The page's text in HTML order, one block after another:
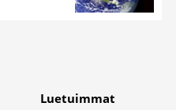
Luetuimmat